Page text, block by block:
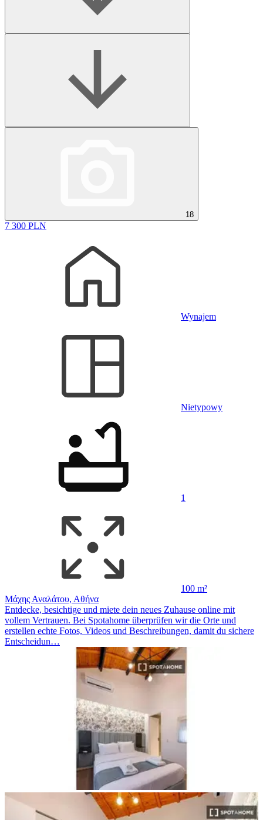
18
7 300 PLN
Wynajem
Nietypowy
1
100 m²
Μάχης Αναλάτου, Αθήνα
Entdecke, besichtige und miete dein neues Zuhause online mit
vollem Vertrauen. Bei Spotahome überprüfen wir die Orte und
erstellen echte Fotos, Videos und Beschreibungen, damit du sichere
Entscheidun…